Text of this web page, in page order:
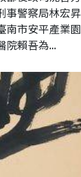
事警察局林宏
南市安平產業
院賴吾為...